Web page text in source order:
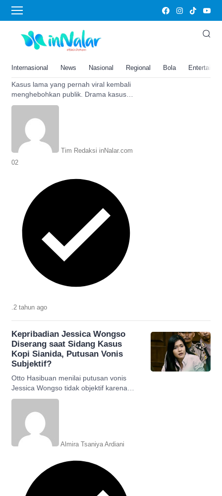
Internasional News Nasional Regional Bola
Kasus kopi sianida
VIral, Kasus Kopi Sianida
Jessica Kumala Wongso
Bukti Baru
Kasus lama yang pernah viral kembali
menghebohkan publik. Drama kasus
kopi sianida yang mejerat Jessica
Tim Redaksi inNalar.com
02
.2 tahun ago
Kepribadian Jessica Wongso
Diserang saat Sidang Kasus
Kopi Sianida, Putusan Vonis
Subjektif?
Otto Hasibuan menilai putusan vonis
Jessica Wongso tidak objektif karena
menyerang kepribadian, berikut
Almira Tsaniya Ardiani